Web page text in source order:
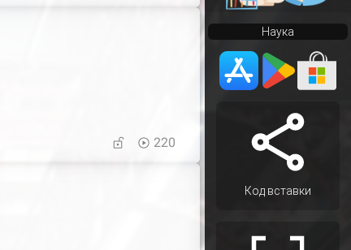
220
Наука
Код вставки